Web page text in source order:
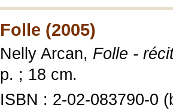
Folle (2005)
Nelly Arcan, Folle -
p. ; 18 cm.
ISBN : 2-02-083790-0